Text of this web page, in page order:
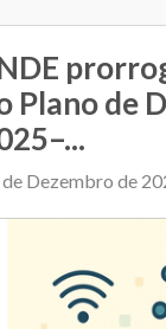
Plano de
Dezembro de